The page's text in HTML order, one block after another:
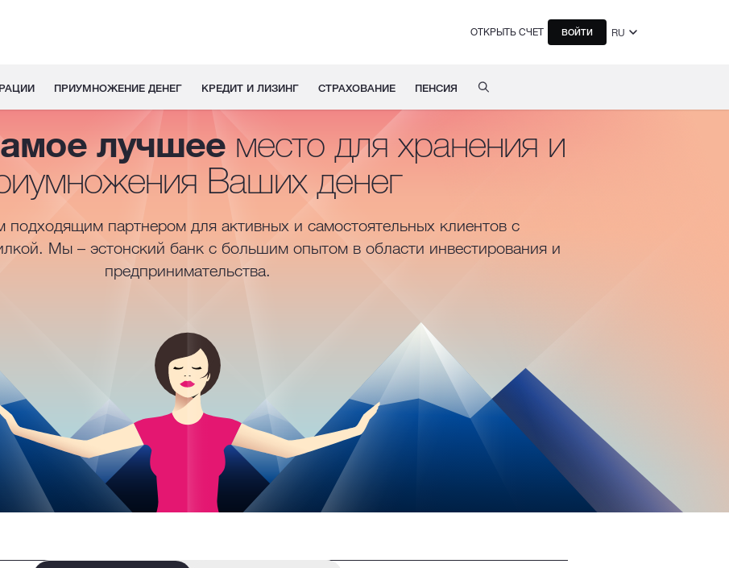
ОТКРЫТЬ СЧЕТ ВОЙТИ RU
ПРИУМНОЖЕНИЕ ДЕНЕГ КРЕДИТ И ЛИЗИНГ СТРАХОВАНИЕ ПЕНСИЯ
лучшееместо для хранения и
Ваших денег
партнером для активных и самостоятельных клиентов с
Мы – эстонский банк с большим опытом в области инвестирования и
предпринимательства.